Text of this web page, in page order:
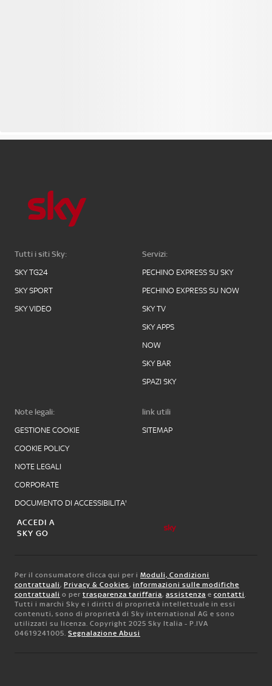
Tutti i siti Sky:
SKY TG24
SKY SPORT
SKY VIDEO
Servizi:
PECHINO EXPRESS SU SKY
PECHINO EXPRESS SU NOW
SKY TV
SKY APPS
NOW
SKY BAR
SPAZI SKY
Note legali:
GESTIONE COOKIE
COOKIE POLICY
NOTE LEGALI
CORPORATE
DOCUMENTO DI ACCESSIBILITA'
link utili
SITEMAP
ACCEDI A
SKY GO
Per il consumatore clicca qui per i Moduli, Condizioni
contrattuali, Privacy & Cookies, informazioni sulle modifiche
contrattuali o per trasparenza tariffaria, assistenza e contatti.
Tutti i marchi Sky e i diritti di proprietà intellettuale in essi
contenuti, sono di proprietà di Sky international AG e sono
utilizzati su licenza. Copyright 2025 Sky Italia - P.IVA
04619241005. Segnalazione Abusi